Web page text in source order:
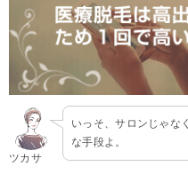
ツカサ
いっそ、サロンじゃな
な手段よ。